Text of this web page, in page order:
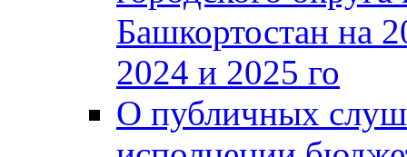
Башкортостан на
2024 и 2025 го
О публичных